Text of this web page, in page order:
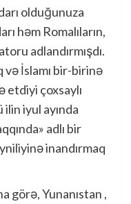
olduğunuza
həm Romalıların,
adlandırmışdı.
və İslamı bir-birinə
etdiyi çoxsaylı
iyul ayında
adlı bir
inandırmaq
görə, Yunanıstan ,